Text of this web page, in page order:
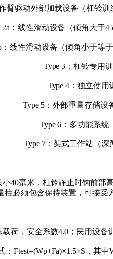
臂驱动外部加载设备（杠铃
2a：线性滑动设备（倾角大于
：线性滑动设备（倾角小于等
Type 3：杠铃专用
Type 4：独立使
Type 5：外部重量存储设
Type 6：多功能系
Type 7：架式工作站（
40毫米，杠铃静止时钩前
柱必须包含保持装置，可接受
荷，安全系数4.0；民用设
：Ftest=(Wp+Fa)×1.5×S，其